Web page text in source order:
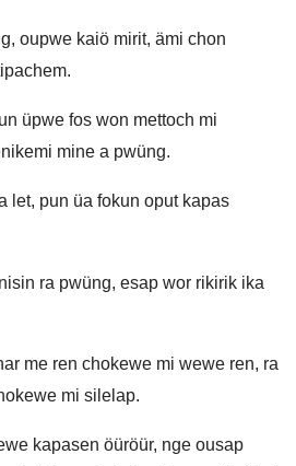
oupwe kaiö mirit, ämi chon
üpwe fos won mettoch mi
mine a pwüng.
let, pun üa fokun oput kapas
ra pwüng, esap wor rikirik ika
me ren chokewe mi wewe ren, ra
mi silelap.
kapasen öüröür, nge ousap